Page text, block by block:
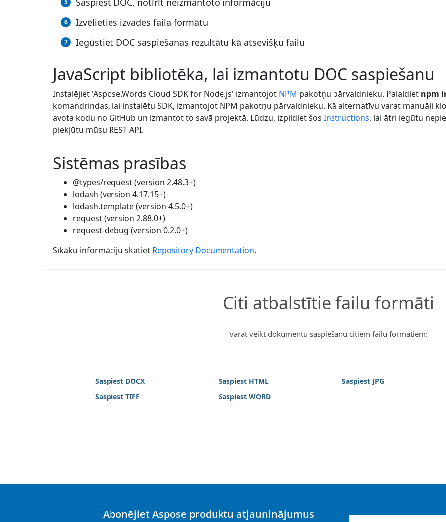
Saspiest DOC, notīrīt neizmantoto informāciju
Izvēlieties izvades faila formātu
Iegūstiet DOC saspiešanas rezultātu kā atsevišķu failu
JavaScript bibliotēka, lai izmantotu DOC saspiešanu
Instalējiet 'Aspose.Words Cloud SDK for Node.js' izmantojot NPM pakotņu pārvaldnieku. Palaidiet npm
komandrindas, lai instalētu SDK, izmantojot NPM pakotņu pārvaldnieku. Kā alternatīvu varat manuāli
avota kodu no GitHub un izmantot to savā projektā. Lūdzu, izpildiet šos Instructions, lai ātri iegūtu
piekļūtu mūsu REST API.
Sistēmas prasības
@types/request (version 2.48.3+)
lodash (version 4.17.15+)
lodash.template (version 4.5.0+)
request (version 2.88.0+)
request-debug (version 0.2.0+)
Sīkāku informāciju skatiet Repository Documentation.
Citi atbalstītie failu formāti
Varat veikt dokumentu saspiešanu citiem failu formātiem:
Saspiest DOCX Saspiest HTML Saspiest JPG
Saspiest TIFF
Saspiest WORD
Abonējiet Aspose produktu atjauninājumus